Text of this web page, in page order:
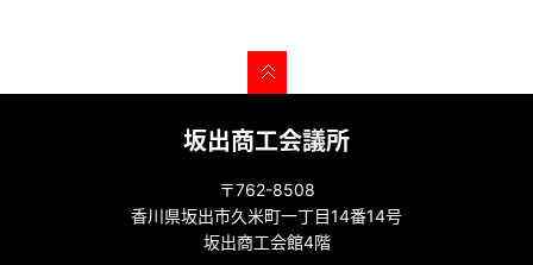
坂出商工会議所
〒762-8508
香川県坂出市久米町一丁目14番14号
坂出商工会館4階